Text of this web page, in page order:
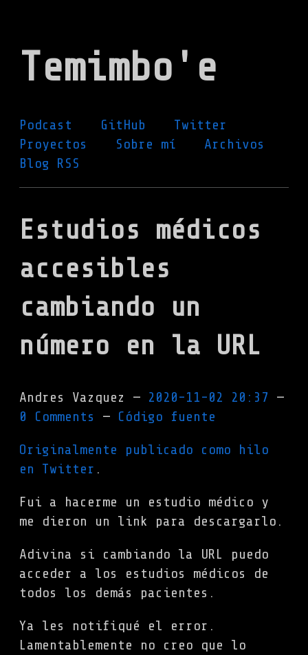
al
contenido
principal
Temimbo'e
Podcast GitHub
Twitter
Proyectos
Sobre mí
Archivos
Blog RSS
Estudios médicos
accesibles
cambiando un
número en la URL
Andres Vazquez
2020-11-02 20:37
0 Comments
Código fuente
Originalmente publicado como hilo
en Twitter .
Fui a hacerme un estudio médico y
me dieron un link para descargarlo.
Adivina si cambiando la URL puedo
acceder a los estudios médicos de
todos los demás pacientes.
Ya les notifiqué el error.
Lamentablemente no creo que lo